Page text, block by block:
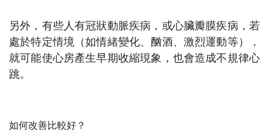
另外，有些人有冠狀動脈疾病，或心臟瓣膜疾病，若
處於特定情境（如情緒變化、酗酒、激烈運動等），
就可能使心房產生早期收縮現象，也會造成不規律心
跳。
如何改善比較好？